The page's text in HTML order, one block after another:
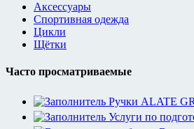
Аксессуары
Спортивная одежда
Цикли
Щётки
Часто просматриваемые
Ручки ALATE
Услуги по